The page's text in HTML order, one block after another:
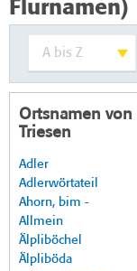
Flurnamen)
Ortsnamen von
Triesen
Adler
Adlerwörtateil
Ahorn, bim -
Allmein
Älpliböchel
Älpliböda